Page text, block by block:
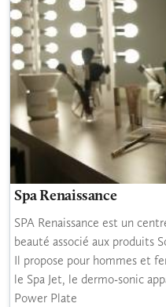
Spa Renaissance
SPA Renaissance est un
beauté associé aux produits
Il propose pour hommes et
le Spa Jet, le dermo-sonic
Power Plate